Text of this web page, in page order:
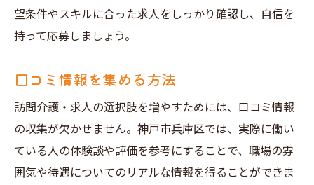
望条件やスキルに合った求人をしっかり確認し、自信を
持って応募しましょう。
口コミ情報を集める方法
訪問介護・求人の選択肢を増やすためには、口コミ情報
の収集が欠かせません。神戸市兵庫区では、実際に働い
ている人の体験談や評価を参考にすることで、職場の雰
囲気や待遇についてのリアルな情報を得ることができま